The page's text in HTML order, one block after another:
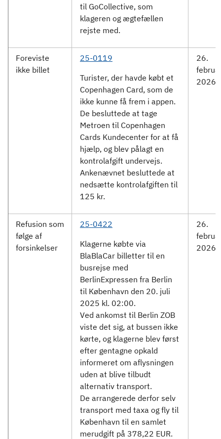
til GoCollective, som
klageren og ægtefællen
rejste med.
Foreviste
ikke billet
25-0119
Turister, der havde købt et
Copenhagen Card, som de
ikke kunne få frem i appen.
De besluttede at tage
Metroen til Copenhagen
Cards Kundecenter for at få
hjælp, og blev pålagt en
kontrolafgift undervejs.
Ankenævnet besluttede at
nedsætte kontrolafgiften til
125 kr.
26.
2026
Refusion som
følge af
forsinkelser
25-0422
Klagerne købte via
BlaBlaCar billetter til en
busrejse med
BerlinExpressen fra Berlin
til København den 20. juli
2025 kl. 02:00.
Ved ankomst til Berlin ZOB
viste det sig, at bussen ikke
kørte, og klagerne blev først
efter gentagne opkald
informeret om aflysningen
uden at blive tilbudt
alternativ transport.
De arrangerede derfor selv
transport med taxa og fly til
København til en samlet
merudgift på 378,22 EUR.
26.
2026